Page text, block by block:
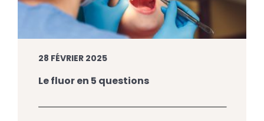
28 FÉVRIER 2025
Le fluor en 5 questions